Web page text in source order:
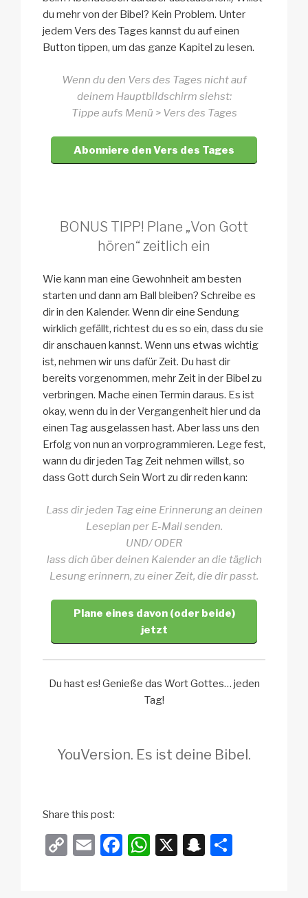
du mehr von der Bibel? Kein Problem. Unter
jedem Vers des Tages kannst du auf einen
Button tippen, um das ganze Kapitel zu lesen.
Wenn du den Vers des Tages nicht auf
deinem Hauptbildschirm siehst:
Tippe aufs Menü > Vers des Tages
Abonniere den Vers des Tages
BONUS TIPP! Plane „Von Gott
hören“ zeitlich ein
Wie kann man eine Gewohnheit am besten
starten und dann am Ball bleiben? Schreibe es
dir in den Kalender. Wenn dir eine Sendung
wirklich gefällt, richtest du es so ein, dass du sie
dir anschauen kannst. Wenn uns etwas wichtig
ist, nehmen wir uns dafür Zeit. Du hast dir
bereits vorgenommen, mehr Zeit in der Bibel zu
verbringen. Mache einen Termin daraus. Es ist
okay, wenn du in der Vergangenheit hier und da
einen Tag ausgelassen hast. Aber lass uns den
Erfolg von nun an vorprogrammieren. Lege fest,
wann du dir jeden Tag Zeit nehmen willst, so
dass Gott durch Sein Wort zu dir reden kann:
Lass dir jeden Tag eine Erinnerung an deinen
Leseplan per E-Mail senden.
UND/ ODER
lass dich über deinen Kalender an die täglich
Lesung erinnern, zu einer Zeit, die dir passt.
Plane eines davon (oder beide)
jetzt
Du hast es! Genieße das Wort Gottes… jeden
Tag!
YouVersion. Es ist deine Bibel.
i
n
Share this post:
C
E
F
W X
S